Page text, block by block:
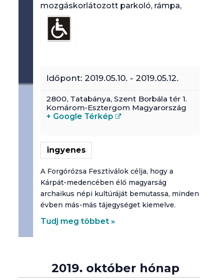
mozgáskorlátozott parkoló, rámpa,
Időpont: 2019.05.10. - 2019.05.12.
2800, Tatabánya, Szent Borbála tér 1.
Komárom-Esztergom Magyarország
+ Google Térkép
ingyenes
A Forgórózsa Fesztiválok célja, hogy a
Kárpát-medencében élő magyarság
archaikus népi kultúráját bemutassa, minden
évben más-más tájegységet kiemelve.
Tudj meg többet »
2019. október hónap